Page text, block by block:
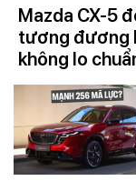
Mazda CX-5
tương đương
không lo